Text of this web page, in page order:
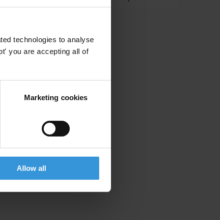
technologies to analyse
you are accepting all of
Marketing cookies
Allow all